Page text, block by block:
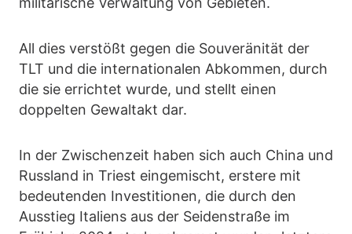
All dies verstößt gegen die Souveränität der
TLT und die internationalen Abkommen, durch
die sie errichtet wurde, und stellt einen
doppelten Gewaltakt dar.
In der Zwischenzeit haben sich auch China und
Russland in Triest eingemischt, erstere mit
bedeutenden Investitionen, die durch den
Ausstieg Italiens aus der Seidenstraße im